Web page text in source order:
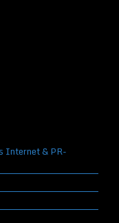
Internet & PR-